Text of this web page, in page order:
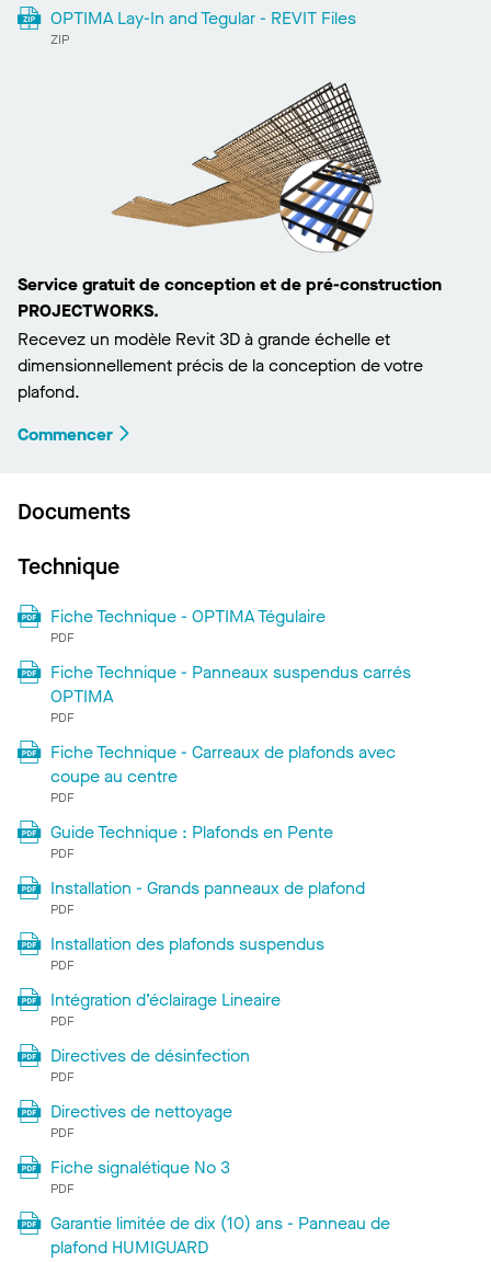
OPTIMA Lay-In and Tegular - REVIT Files
ZIP
Service gratuit de conception et de pré-construction
PROJECTWORKS.
Recevez un modèle Revit 3D à grande échelle et
dimensionnellement précis de la conception de votre
plafond.
Commencer
Documents
Technique
Fiche Technique - OPTIMA Tégulaire
PDF
Fiche Technique - Panneaux suspendus carrés
OPTIMA
PDF
Fiche Technique - Carreaux de plafonds avec
coupe au centre
PDF
Guide Technique : Plafonds en Pente
PDF
Installation - Grands panneaux de plafond
PDF
Installation des plafonds suspendus
PDF
Intégration d’éclairage Lineaire
PDF
Directives de désinfection
PDF
Directives de nettoyage
PDF
Fiche signalétique No 3
PDF
Garantie limitée de dix (10) ans - Panneau de
plafond HUMIGUARD